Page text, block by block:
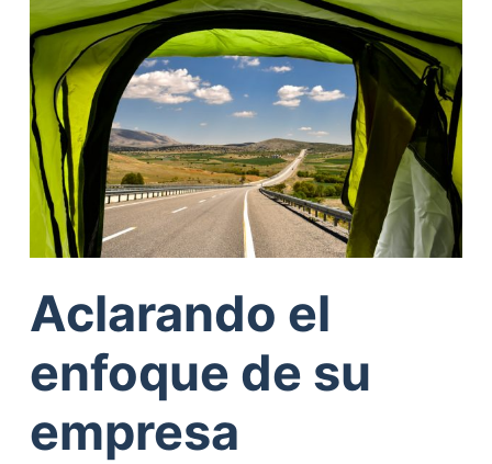
Aclarando el
enfoque de su
empresa